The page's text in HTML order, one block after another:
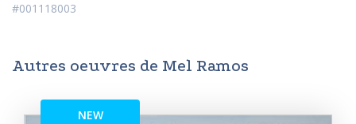
#001118003
Autres oeuvres de Mel Ramos
NEW